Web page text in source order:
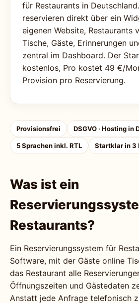
für Restaurants in
reservieren direkt über ein
eigenen Website, Restaurants
Tische, Gäste, Erinnerungen
zentral im Dashboard. Der
kostenlos, Pro kostet 49 €/
Provision pro Reservierung.
Provisionsfrei DSGVO · Hosting in
5 Sprachen inkl. RTL Startklar in 3
Was ist ein
Restaurants?
Ein Reservierungssystem für
Software, mit der Gäste online
das Restaurant alle
Öffnungszeiten und Gästedaten
Anstatt jede Anfrage telefonisch